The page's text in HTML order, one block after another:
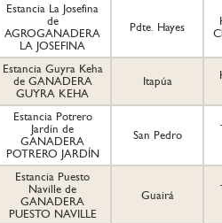
Estancia La Josefina
de
AGROGANADERA
LA JOSEFINA
Pdte. Hayes
Estancia Guyra Keha
de GANADERA
GUYRA KEHA
Itapúa
Estancia Potrero
Jardín de
GANADERA
POTRERO JARDÍN
San Pedro
Estancia Puesto
Naville de
GANADERA
PUESTO NAVILLE
Guairá